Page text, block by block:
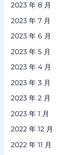
2023 年 8 月
2023 年 7 月
2023 年 6 月
2023 年 5 月
2023 年 4 月
2023 年 3 月
2023 年 2 月
2023 年 1 月
2022 年 12 月
2022 年 11 月